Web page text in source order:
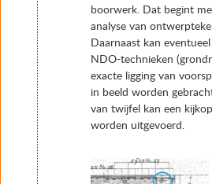
boorwerk. Dat begint
analyse van
Daarnaast kan
NDO-technieken
exacte ligging van
in beeld worden
van twijfel kan een
worden uitgevoerd.